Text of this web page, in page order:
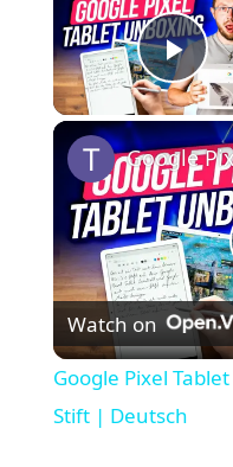
Watch on
Google Pixel
Stift | Deutsch